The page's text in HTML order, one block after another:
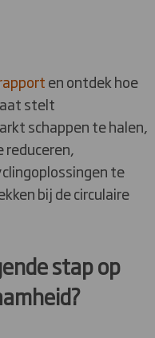
en ontdek hoe
stelt
schappen te halen,
reduceren,
te
bij de circulaire
stap op